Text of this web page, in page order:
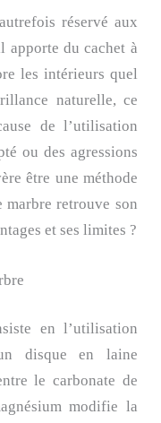
réservé aux
apporte du cachet à
les intérieurs quel
naturelle, ce
de l’utilisation
ou des agressions
être une méthode
retrouve son
et ses limites ?
en l’utilisation
disque en laine
le carbonate de
modifie la